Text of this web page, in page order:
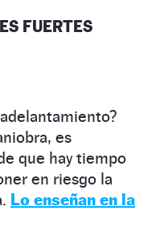
FUERTES
es
que hay tiempo
en riesgo la
Lo enseñan en la